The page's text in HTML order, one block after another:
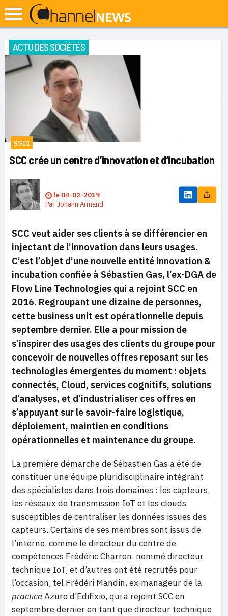
ACTU DES SOCIÉTÉS
SSDI
SCC crée un centre d’innovation et d’incubation
le 04-02-2019
Par Johann Armand
SCC veut aider ses clients à se différencier en
injectant de l’innovation dans leurs usages.
C’est l’objet d’une nouvelle entité innovation &
incubation confiée à Sébastien Gas, l’ex-DGA de
Flow Line Technologies qui a rejoint SCC en
2016. Regroupant une dizaine de personnes,
cette business unit est opérationnelle depuis
septembre dernier. Elle a pour mission de
s’inspirer des usages des clients du groupe pour
concevoir de nouvelles offres reposant sur les
technologies émergentes du moment : objets
connectés, Cloud, services cognitifs, solutions
d’analyses, et d’industrialiser ces offres en
s’appuyant sur le savoir-faire logistique,
déploiement, maintien en conditions
opérationnelles et maintenance du groupe.
La première démarche de Sébastien Gas a été de
constituer une équipe pluridisciplinaire intégrant
des spécialistes dans trois domaines : les capteurs,
les réseaux de transmission IoT et les clouds
susceptibles de centraliser les données issues des
capteurs. Certains de ses membres sont issus de
l’interne, comme le directeur du centre de
compétences Frédéric Charron, nommé directeur
technique IoT, et d’autres ont été recrutés pour
l’occasion, tel Frédéri Mandin, ex-manageur de la
practiceAzure d’Edifixio, qui a rejoint SCC en
septembre dernier en tant que directeur technique